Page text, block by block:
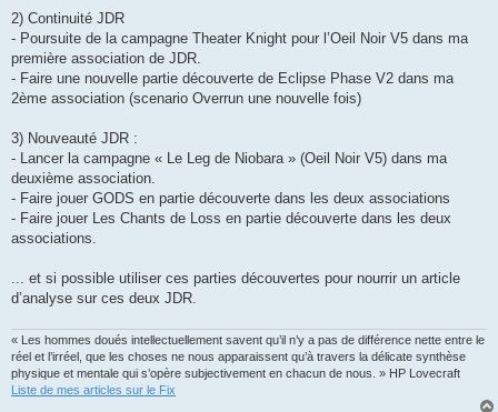
2) Continuité JDR
- Poursuite de la campagne Theater Knight pour l’Oeil Noir V5 dans ma
première association de JDR.
- Faire une nouvelle partie découverte de Eclipse Phase V2 dans ma
2ème association (scenario Overrun une nouvelle fois)
3) Nouveauté JDR :
- Lancer la campagne « Le Leg de Niobara » (Oeil Noir V5) dans ma
deuxième association.
- Faire jouer GODS en partie découverte dans les deux associations
- Faire jouer Les Chants de Loss en partie découverte dans les deux
associations.
... et si possible utiliser ces parties découvertes pour nourrir un article
d’analyse sur ces deux JDR.
« Les hommes doués intellectuellement savent qu’il n’y a pas de différence nette entre le
réel et l’irréel, que les choses ne nous apparaissent qu’à travers la délicate synthèse
physique et mentale qui s’opère subjectivement en chacun de nous. » HP Lovecraft
Liste de mes articles sur le Fix